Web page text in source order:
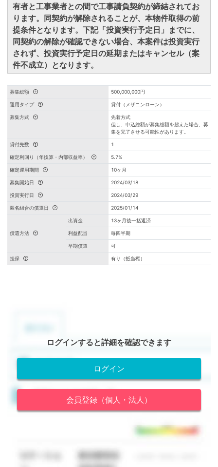
有者と工事業者との間で工事請負契約が締結されてお
ります。同契約が解除されることが、本物件取得の前
提条件となります。下記「投資実行予定日」までに、
同契約の解除が確認できない場合、本案件は投資実行
されず、投資実行予定日の延期またはキャンセル（案
件不成立）となります。
募集総額 500,000,000円
運用タイプ 貸付（メザニンローン）
募集方式
先着方式
但し、申込総額が募集総額を超えた場合、募
集を完了させる可能性があります。
貸付先数 1
確定利回り（年換算・内部収益率） 5.7%
確定運用期間 10ヶ月
募集開始日 2024/03/18
投資実行日 2024/03/29
匿名組合の償還日 2025/01/14
償還方法
出資金 13ヶ月後一括返済
利益配当 毎四半期
早期償還 可
担保 有り（抵当権）
ログインすると詳細を確認できます
ログイン
会員登録（個人・法人）